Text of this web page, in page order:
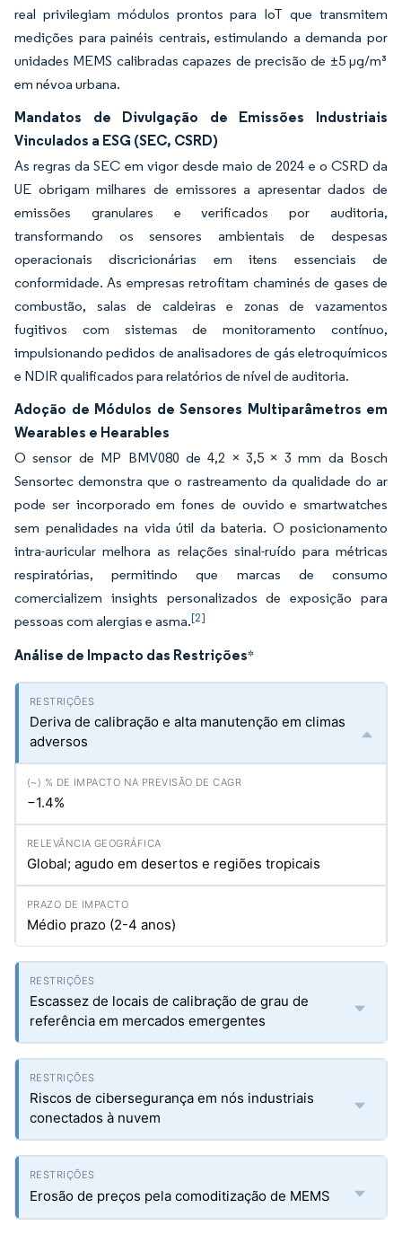
real privilegiam módulos prontos para IoT que transmitem
medições para painéis centrais, estimulando a demanda por
unidades MEMS calibradas capazes de precisão de ±5 µg/m³
em névoa urbana.
Mandatos de Divulgação de Emissões Industriais
Vinculados a ESG (SEC, CSRD)
As regras da SEC em vigor desde maio de 2024 e o CSRD da
UE obrigam milhares de emissores a apresentar dados de
emissões granulares e verificados por auditoria,
transformando os sensores ambientais de despesas
operacionais discricionárias em itens essenciais de
conformidade. As empresas retrofitam chaminés de gases de
combustão, salas de caldeiras e zonas de vazamentos
fugitivos com sistemas de monitoramento contínuo,
impulsionando pedidos de analisadores de gás eletroquímicos
e NDIR qualificados para relatórios de nível de auditoria.
Adoção de Módulos de Sensores Multiparâmetros em
Wearables e Hearables
O sensor de MP BMV080 de 4,2 × 3,5 × 3 mm da Bosch
Sensortec demonstra que o rastreamento da qualidade do ar
pode ser incorporado em fones de ouvido e smartwatches
sem penalidades na vida útil da bateria. O posicionamento
intra-auricular melhora as relações sinal-ruído para métricas
respiratórias, permitindo que marcas de consumo
comercializem insights personalizados de exposição para
pessoas com alergias e asma.[2]
Análise de Impacto das Restrições*
Deriva de calibração e alta manutenção em climas
adversos
−1.4%
Global; agudo em desertos e regiões tropicais
Médio prazo (2-4 anos)
Escassez de locais de calibração de grau de
referência em mercados emergentes
Riscos de cibersegurança em nós industriais
conectados à nuvem
Erosão de preços pela comoditização de MEMS